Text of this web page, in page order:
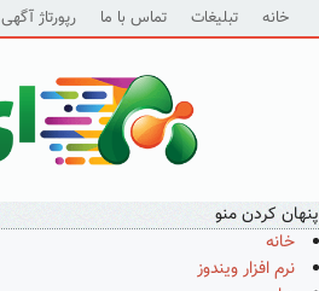
خانه تبلیغات تماس با ما رپورتاژ آگهی
پنهان کردن منو
خانه
نرم افزار ویندوز